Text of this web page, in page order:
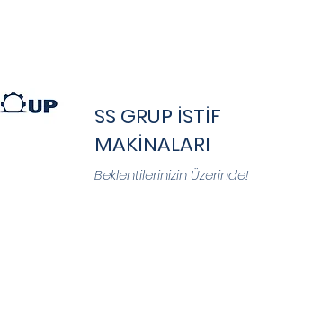
SS GRUP İSTİF
MAKİNALARI
Beklentilerinizin Üzerinde!